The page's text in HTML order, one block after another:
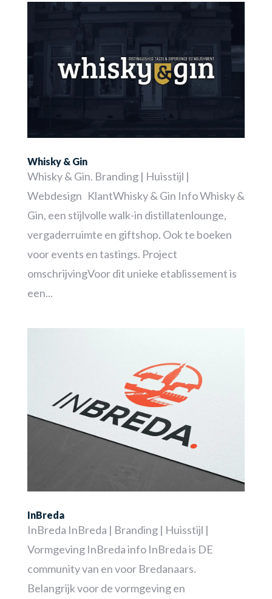
Whisky & Gin
Whisky & Gin. Branding | Huisstijl |
Webdesign KlantWhisky & Gin Info Whisky &
Gin, een stijlvolle walk-in distillatenlounge,
vergaderruimte en giftshop. Ook te boeken
voor events en tastings. Project
omschrijvingVoor dit unieke etablissement is
een...
InBreda
InBreda InBreda | Branding | Huisstijl |
Vormgeving InBreda info InBreda is DE
community van en voor Bredanaars.
Belangrijk voor de vormgeving en